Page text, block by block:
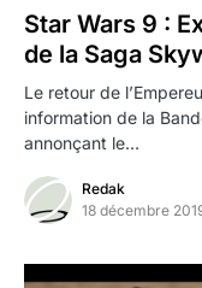
Star Wars 9 :
de la Saga
Le retour de
information de la
annonçant le…
Redak
18 décembre